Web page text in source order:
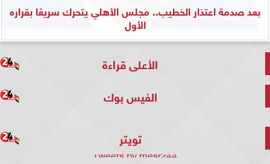
بعد صدمة اعتذار الخطيب.. مجلس الأهلي يتحرك سريعًا بقراره
الأول
الأعلى قراءة
الفيس بوك
تويتر
Tweets by mesr244